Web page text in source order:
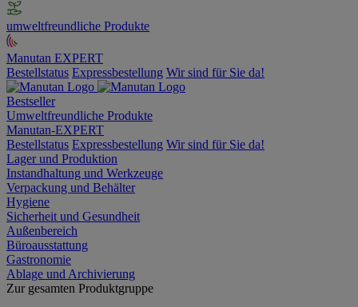
umweltfreundliche Produkte
Manutan EXPERT
Bestellstatus Expressbestellung Wir sind für Sie da!
Bestseller
Umweltfreundliche Produkte
Manutan-EXPERT
Bestellstatus Expressbestellung Wir sind für Sie da!
Lager und Produktion
Instandhaltung und Werkzeuge
Verpackung und Behälter
Hygiene
Sicherheit und Gesundheit
Außenbereich
Büroausstattung
Gastronomie
Ablage und Archivierung
Zur gesamten Produktgruppe